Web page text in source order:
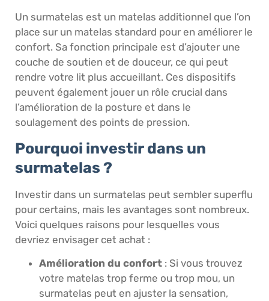
Un surmatelas est un matelas additionnel que l’on
place sur un matelas standard pour en améliorer le
confort. Sa fonction principale est d’ajouter une
couche de soutien et de douceur, ce qui peut
rendre votre lit plus accueillant. Ces dispositifs
peuvent également jouer un rôle crucial dans
l’amélioration de la posture et dans le
soulagement des points de pression.
Pourquoi investir dans un
surmatelas ?
Investir dans un surmatelas peut sembler superflu
pour certains, mais les avantages sont nombreux.
Voici quelques raisons pour lesquelles vous
devriez envisager cet achat :
Amélioration du confort : Si vous trouvez
votre matelas trop ferme ou trop mou, un
surmatelas peut en ajuster la sensation,